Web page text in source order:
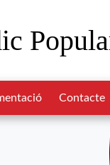
Contacte